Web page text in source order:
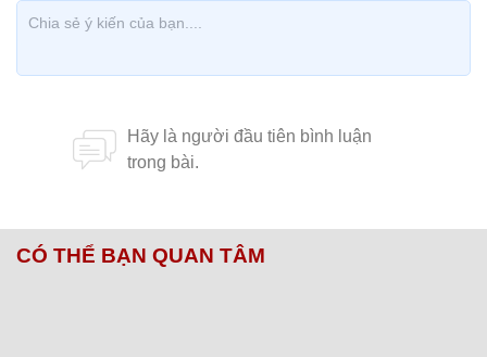
CÓ THỂ BẠN QUAN TÂM